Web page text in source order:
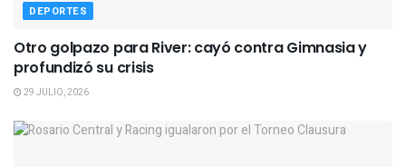
DEPORTES
Otro golpazo para River: cayó contra Gimnasia y
profundizó su crisis
29 JULIO, 2026